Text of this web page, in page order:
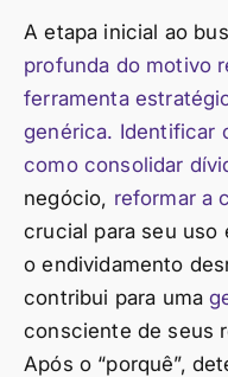
A etapa inicial ao
profunda do motivo
ferramenta
genérica. Identificar
como consolidar
negócio, reformar a
crucial para seu uso
o endividamento
contribui para uma
consciente de seus
Após o “porquê”,